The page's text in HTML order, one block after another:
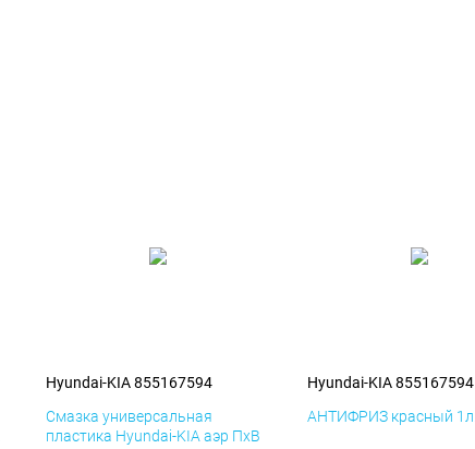
Hyundai-KIA 855167594
Смазка универсальная
пластика Hyundai-KIA аэр ПхВ
Hyundai-KIA 855167594
АНТИФРИЗ красный 1л.